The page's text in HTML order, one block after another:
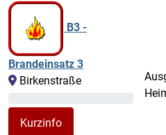
B3 -
Brandeinsatz 3
Birkenstraße